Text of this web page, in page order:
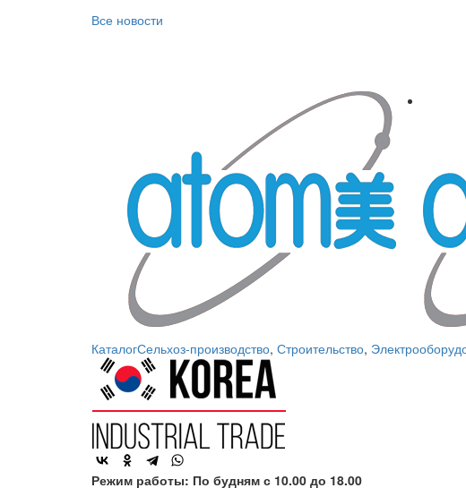
Все новости
КаталогСельхоз-производство, Строительство,
Режим работы: По будням с 10.00 до 18.00